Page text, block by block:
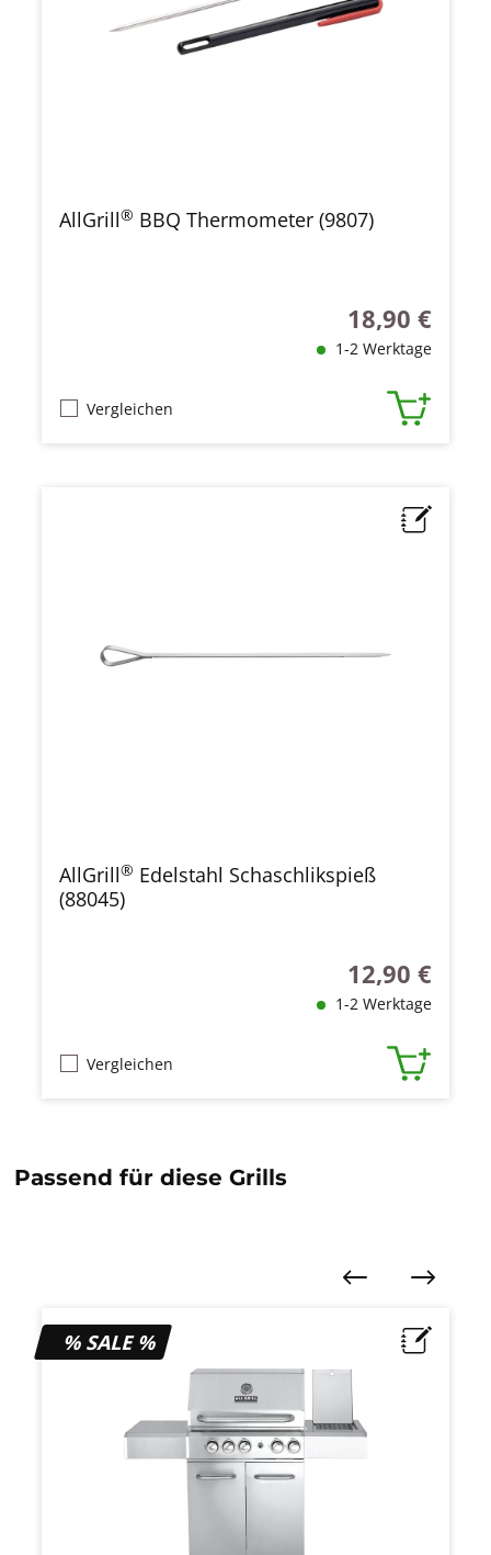
AllGrill® BBQ Thermometer (9807)
Regulärer Preis:
18,90 €
1-2 Werktage
Vergleichen
AllGrill® Edelstahl Schaschlikspieß
(88045)
Regulärer Preis:
12,90 €
1-2 Werktage
Vergleichen
Passend für diese Grills
% SALE %